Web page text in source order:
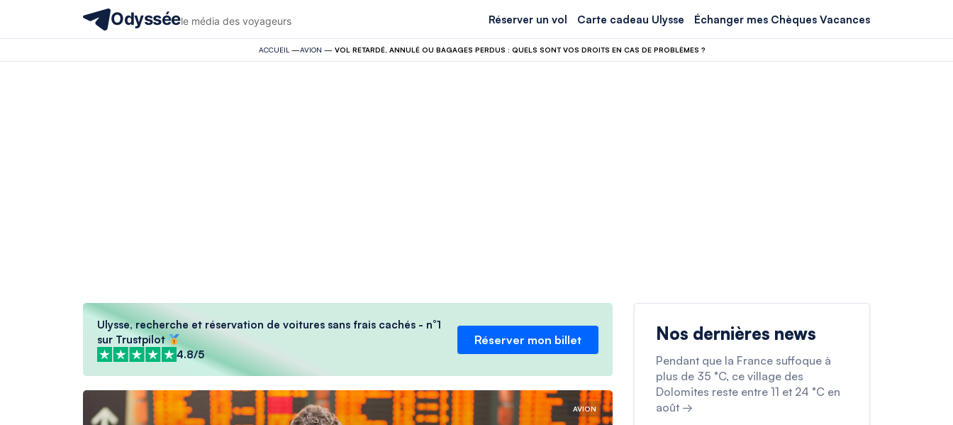
Odysséele média des voyageurs Réserver un vol Carte cadeau Ulysse Échanger mes Chèques Vacances
ACCUEIL —AVION — VOL RETARDÉ, ANNULÉ OU BAGAGES PERDUS : QUELS SONT VOS DROITS EN CAS DE PROBLÈMES ?
Ulysse, recherche et réservation de voitures sans frais cachés - n°1
sur Trustpilot
4.8/5
Réserver mon billet
AVION
Nos dernières news
Pendant que la France suffoque à
plus de 35 °C, ce village des
Dolomites reste entre 11 et 24 °C en
août →